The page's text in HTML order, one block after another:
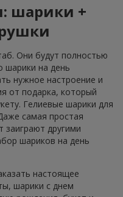
шарики +
Они будут полностью
шарики на день
нужное настроение и
от подарка, который
Гелиевые шарики для
самая простая
заиграют другими
шариков на день
настоящее
шарики с днем